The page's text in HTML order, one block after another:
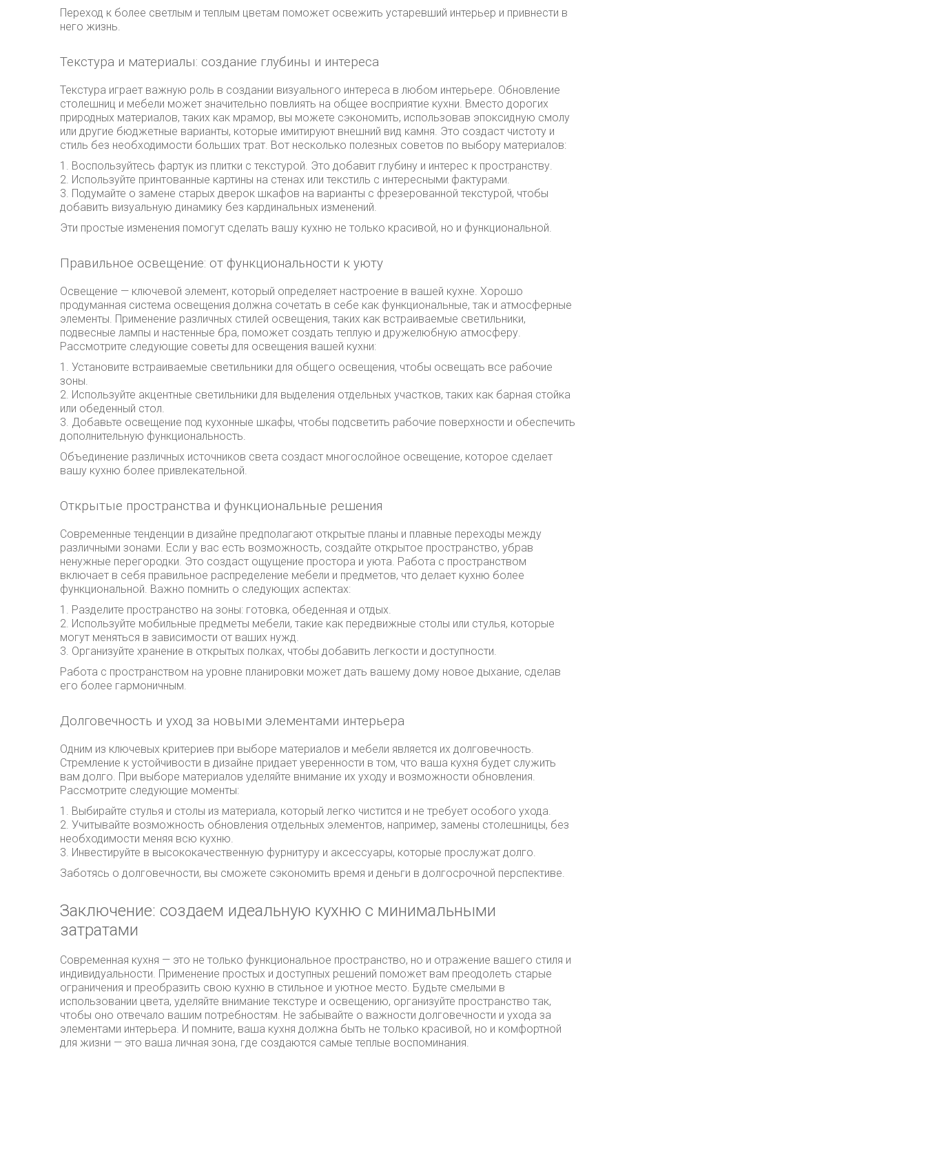
Переход к более светлым и теплым цветам поможет освежить устаревший интерьер и привнести в
него жизнь.
Текстура и материалы: создание глубины и интереса
Текстура играет важную роль в создании визуального интереса в любом интерьере. Обновление
столешниц и мебели может значительно повлиять на общее восприятие кухни. Вместо дорогих
природных материалов, таких как мрамор, вы можете сэкономить, использовав эпоксидную смолу
или другие бюджетные варианты, которые имитируют внешний вид камня. Это создаст чистоту и
стиль без необходимости больших трат. Вот несколько полезных советов по выбору материалов:
1. Воспользуйтесь фартук из плитки с текстурой. Это добавит глубину и интерес к пространству.
2. Используйте принтованные картины на стенах или текстиль с интересными фактурами.
3. Подумайте о замене старых дверок шкафов на варианты с фрезерованной текстурой, чтобы
добавить визуальную динамику без кардинальных изменений.
Эти простые изменения помогут сделать вашу кухню не только красивой, но и функциональной.
Правильное освещение: от функциональности к уюту
Освещение — ключевой элемент, который определяет настроение в вашей кухне. Хорошо
продуманная система освещения должна сочетать в себе как функциональные, так и атмосферные
элементы. Применение различных стилей освещения, таких как встраиваемые светильники,
подвесные лампы и настенные бра, поможет создать теплую и дружелюбную атмосферу.
Рассмотрите следующие советы для освещения вашей кухни:
1. Установите встраиваемые светильники для общего освещения, чтобы освещать все рабочие
зоны.
2. Используйте акцентные светильники для выделения отдельных участков, таких как барная стойка
или обеденный стол.
3. Добавьте освещение под кухонные шкафы, чтобы подсветить рабочие поверхности и обеспечить
дополнительную функциональность.
Объединение различных источников света создаст многослойное освещение, которое сделает
вашу кухню более привлекательной.
Открытые пространства и функциональные решения
Современные тенденции в дизайне предполагают открытые планы и плавные переходы между
различными зонами. Если у вас есть возможность, создайте открытое пространство, убрав
ненужные перегородки. Это создаст ощущение простора и уюта. Работа с пространством
включает в себя правильное распределение мебели и предметов, что делает кухню более
функциональной. Важно помнить о следующих аспектах:
1. Разделите пространство на зоны: готовка, обеденная и отдых.
2. Используйте мобильные предметы мебели, такие как передвижные столы или стулья, которые
могут меняться в зависимости от ваших нужд.
3. Организуйте хранение в открытых полках, чтобы добавить легкости и доступности.
Работа с пространством на уровне планировки может дать вашему дому новое дыхание, сделав
его более гармоничным.
Долговечность и уход за новыми элементами интерьера
Одним из ключевых критериев при выборе материалов и мебели является их долговечность.
Стремление к устойчивости в дизайне придает уверенности в том, что ваша кухня будет служить
вам долго. При выборе материалов уделяйте внимание их уходу и возможности обновления.
Рассмотрите следующие моменты:
1. Выбирайте стулья и столы из материала, который легко чистится и не требует особого ухода.
2. Учитывайте возможность обновления отдельных элементов, например, замены столешницы, без
необходимости меняя всю кухню.
3. Инвестируйте в высококачественную фурнитуру и аксессуары, которые прослужат долго.
Заботясь о долговечности, вы сможете сэкономить время и деньги в долгосрочной перспективе.
Заключение: создаем идеальную кухню с минимальными
затратами
Современная кухня — это не только функциональное пространство, но и отражение вашего стиля и
индивидуальности. Применение простых и доступных решений поможет вам преодолеть старые
ограничения и преобразить свою кухню в стильное и уютное место. Будьте смелыми в
использовании цвета, уделяйте внимание текстуре и освещению, организуйте пространство так,
чтобы оно отвечало вашим потребностям. Не забывайте о важности долговечности и ухода за
элементами интерьера. И помните, ваша кухня должна быть не только красивой, но и комфортной
для жизни — это ваша личная зона, где создаются самые теплые воспоминания.